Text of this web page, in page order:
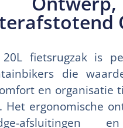
20L fietsrugzak is
die
en organisatie
Het ergonomische
afsluitingen